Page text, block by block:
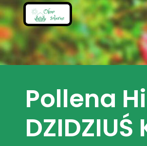
Skip
to
content
Pollena
DZIDZIUŚ